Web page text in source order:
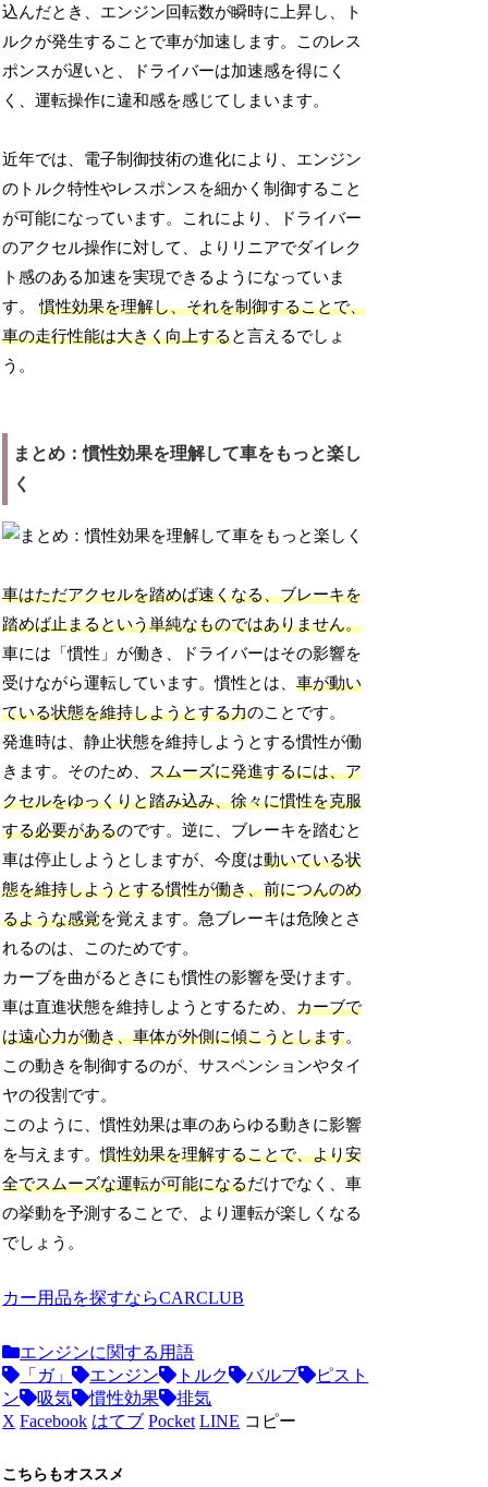
込んだとき、エンジン回転数が瞬時に上昇し、ト
ルクが発生することで車が加速します。このレス
ポンスが遅いと、ドライバーは加速感を得にく
く、運転操作に違和感を感じてしまいます。
近年では、電子制御技術の進化により、エンジン
のトルク特性やレスポンスを細かく制御すること
が可能になっています。これにより、ドライバー
のアクセル操作に対して、よりリニアでダイレク
ト感のある加速を実現できるようになっていま
す。慣性効果を理解し、それを制御することで、
車の走行性能は大きく向上すると言えるでしょ
う。
まとめ：慣性効果を理解して車をもっと楽し
く
車はただアクセルを踏めば速くなる、ブレーキを
踏めば止まるという単純なものではありません。
車には「慣性」が働き、ドライバーはその影響を
受けながら運転しています。慣性とは、車が動い
ている状態を維持しようとする力のことです。
発進時は、静止状態を維持しようとする慣性が働
きます。そのため、スムーズに発進するには、ア
クセルをゆっくりと踏み込み、徐々に慣性を克服
する必要があるのです。逆に、ブレーキを踏むと
車は停止しようとしますが、今度は動いている状
態を維持しようとする慣性が働き、前につんのめ
るような感覚を覚えます。急ブレーキは危険とさ
れるのは、このためです。
カーブを曲がるときにも慣性の影響を受けます。
車は直進状態を維持しようとするため、カーブで
は遠心力が働き、車体が外側に傾こうとします。
この動きを制御するのが、サスペンションやタイ
ヤの役割です。
このように、慣性効果は車のあらゆる動きに影響
を与えます。慣性効果を理解することで、より安
全でスムーズな運転が可能になるだけでなく、車
の挙動を予測することで、より運転が楽しくなる
でしょう。
カー用品を探すならCARCLUB
エンジンに関する用語
「ガ」
エンジン トルク バルブ
ピスト
ン
吸気 慣性効果
排気
X Facebook はてブ Pocket LINE コピー
こちらもオススメ